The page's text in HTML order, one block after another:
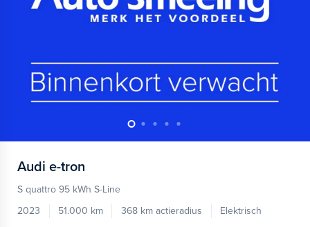
Audi e-tron
S quattro 95 kWh S-Line
2023
51.000 km 368 km actieradius
Elektrisch